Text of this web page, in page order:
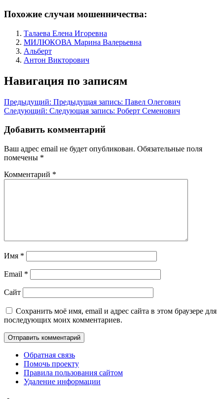
Похожие случаи мошенничества:
Талаева Елена Игоревна
МИЛЮКОВА Марина Валерьевна
Альберт
Антон Викторович
Навигация по записям
Предыдущий: Предыдущая запись: Павел Олегович
Следующий: Следующая запись: Роберт Семенович
Добавить комментарий
Ваш адрес email не будет опубликован. Обязательные поля
помечены *
Комментарий *
Имя *
Email *
Сайт
Сохранить моё имя, email и адрес сайта в этом браузере для
последующих моих комментариев.
Обратная связь
Помочь проекту
Правила пользования сайтом
Удаление информации